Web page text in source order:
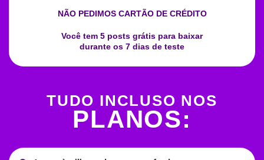
NÃO PEDIMOS CARTÃO DE CRÉDITO
Você tem 5 posts grátis para baixar
durante os 7 dias de teste
TUDO INCLUSO NOS​
PLANOS: